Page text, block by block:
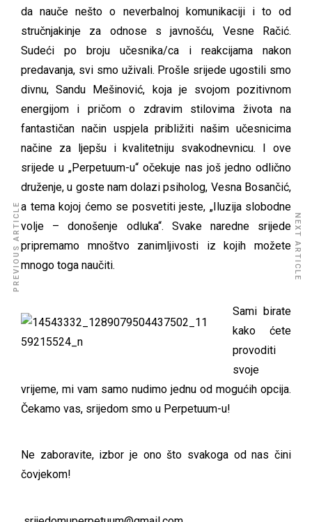
da nauče nešto o neverbalnoj komunikaciji i to od
stručnjakinje za odnose s javnošću, Vesne Račić.
Sudeći po broju učesnika/ca i reakcijama nakon
predavanja, svi smo uživali. Prošle srijede ugostili smo
divnu, Sandu Mešinović, koja je svojom pozitivnom
energijom i pričom o zdravim stilovima života na
fantastičan način uspjela približiti našim učesnicima
načine za ljepšu i kvalitetniju svakodnevnicu. I ove
srijede u „Perpetuum-u“ očekuje nas još jedno odlično
druženje, u goste nam dolazi psiholog, Vesna Bosančić,
a tema kojoj ćemo se posvetiti jeste, „Iluzija slobodne
volje – donošenje odluka“. Svake naredne srijede
pripremamo mnoštvo zanimljivosti iz kojih možete
mnogo toga naučiti.
Sami birate
kako ćete
provoditi
svoje
vrijeme, mi vam samo nudimo jednu od mogućih opcija.
Čekamo vas, srijedom smo u Perpetuum-u!
Ne zaboravite, izbor je ono što svakoga od nas čini
čovjekom!
PREVIOUS ARTICLE NEXT ARTICLE